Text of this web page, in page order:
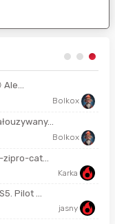
Ale...
Bolkox
Bolkox
cat...
Karka
Pilot ...
jasny